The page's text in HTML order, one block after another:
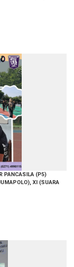
PANCASILA (P5)
XI (SUARA